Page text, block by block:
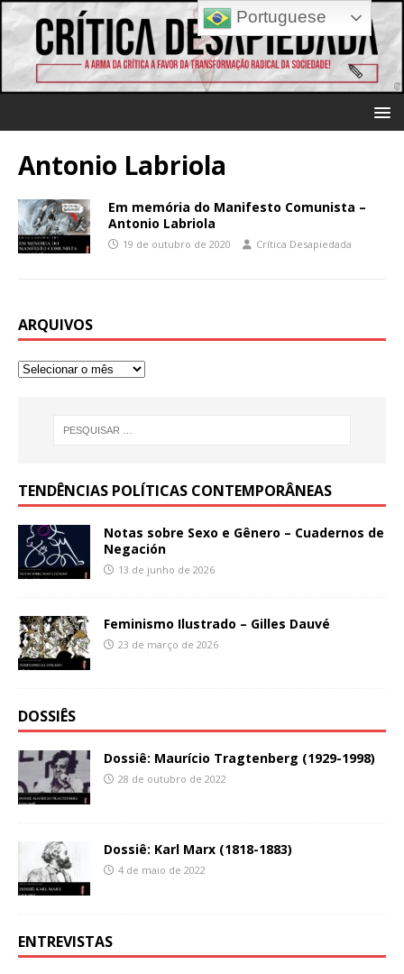
Antonio Labriola
Em memória do Manifesto Comunista –
Antonio Labriola
19 de outubro de 2020 Crítica Desapiedada
ARQUIVOS
TENDÊNCIAS POLÍTICAS CONTEMPORÂNEAS
Notas sobre Sexo e Gênero – Cuadernos de
Negación
13 de junho de 2026
Feminismo Ilustrado – Gilles Dauvé
23 de março de 2026
DOSSIÊS
Dossiê: Maurício Tragtenberg (1929-1998)
28 de outubro de 2022
Dossiê: Karl Marx (1818-1883)
4 de maio de 2022
ENTREVISTAS
Portuguese